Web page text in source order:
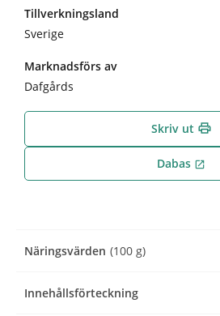
Tillverkningsland
Sverige
Marknadsförs av
Dafgårds
Skriv ut print
Dabas open_in_new
Näringsvärden (100 g)
Innehållsförteckning